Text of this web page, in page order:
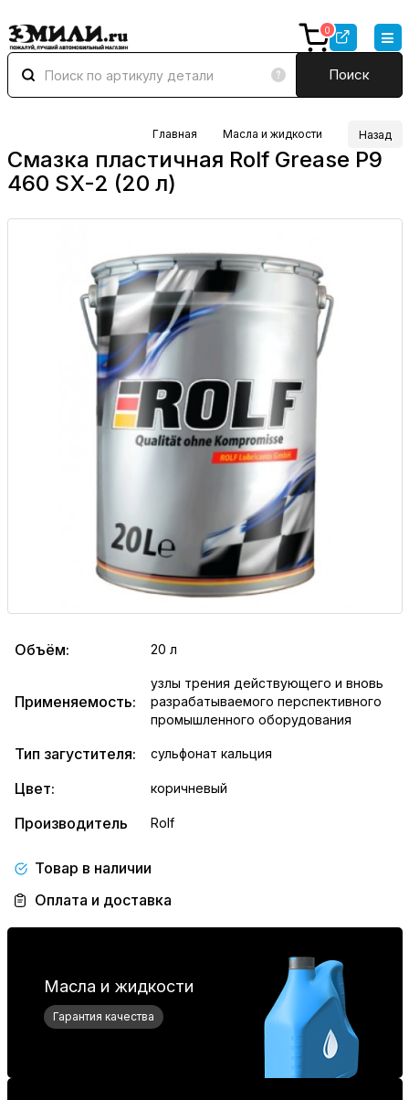
Поиск
0
Смазка пластичная Rolf Grease P9
460 SX-2 (20 л)
Главная Масла и жидкости Назад
Объём: 20 л
Применяемость:
узлы трения действующего и вновь
разрабатываемого перспективного
промышленного оборудования
Тип загустителя: сульфонат кальция
Цвет: коричневый
Производитель Rolf
Товар в наличии
Оплата и доставка
Масла и жидкости
Гарантия качества